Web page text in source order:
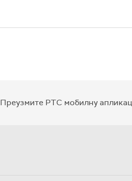
Преузмите РТС мобилну